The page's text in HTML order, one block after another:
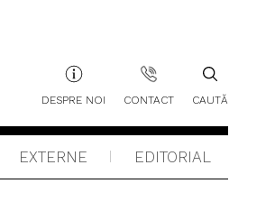
DESPRE NOI CONTACT CAUTĂ
EXTERNE EDITORIAL